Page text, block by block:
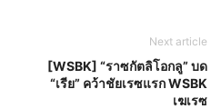
Next article
[WSBK] “ราซกัตลิโอกลู” บด
“เรีย” คว้าชัยเรซแรก WSBK
เฆเรซ